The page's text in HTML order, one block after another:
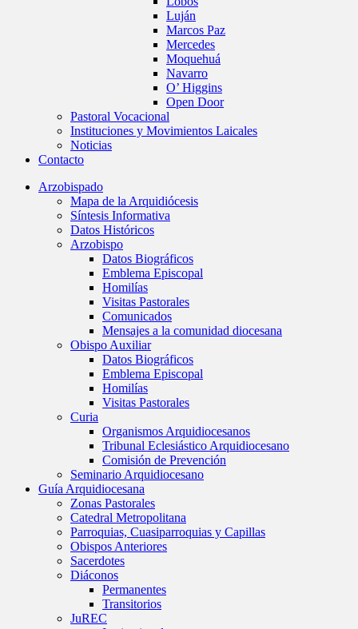
Luján
Marcos Paz
Mercedes
Moquehuá
Navarro
O’ Higgins
Open Door
Pastoral Vocacional
Instituciones y Movimientos Laicales
Noticias
Contacto
Arzobispado
Mapa de la Arquidiócesis
Síntesis Informativa
Datos Históricos
Arzobispo
Datos Biográficos
Emblema Episcopal
Homilías
Visitas Pastorales
Comunicados
Mensajes a la comunidad diocesana
Obispo Auxiliar
Datos Biográficos
Emblema Episcopal
Homilías
Visitas Pastorales
Curia
Organismos Arquidiocesanos
Tribunal Eclesiástico Arquidiocesano
Comisión de Prevención
Seminario Arquidiocesano
Guía Arquidiocesana
Zonas Pastorales
Catedral Metropolitana
Parroquias, Cuasiparroquias y Capillas
Obispos Anteriores
Sacerdotes
Diáconos
Permanentes
Transitorios
JuREC